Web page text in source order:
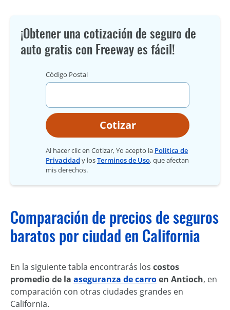
¡Obtener una cotización de seguro de
auto gratis con Freeway es fácil!
Código Postal
Cotizar
Al hacer clic en Cotizar, Yo acepto la Politica de
Privacidad y losTerminos de Uso, que afectan
mis derechos.
Comparación de precios de seguros
baratos por ciudad en California
En la siguiente tabla encontrarás los costos
promedio de la aseguranza de carroen Antioch, en
comparación con otras ciudades grandes en
California.